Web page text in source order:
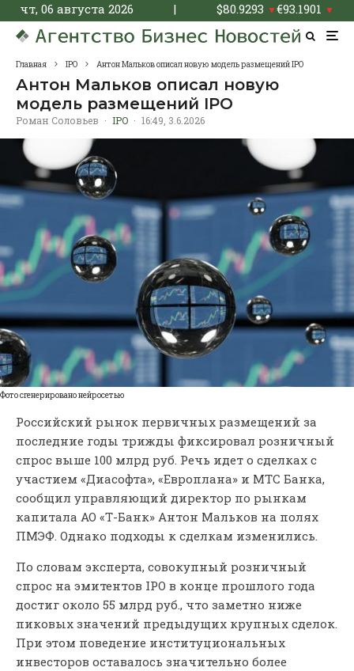
чт, 06 августа 2026 | $80.9293 ▼€93.1901 ▼
Главная IPO Антон Мальков описал новую модель размещений IPO
Антон Мальков описал новую
модель размещений IPO
Роман Соловьев · IPO · 16:49, 3.6.2026
Фото сгенерировано нейросетью
Российский рынок первичных размещений за
последние годы трижды фиксировал розничный
спрос выше 100 млрд руб. Речь идет о сделках с
участием «Диасофта», «Европлана» и МТС Банка,
сообщил управляющий директор по рынкам
капитала АО «Т-Банк» Антон Мальков на полях
ПМЭФ. Однако подходы к сделкам изменились.
По словам эксперта, совокупный розничный
спрос на эмитентов IPO в конце прошлого года
достиг около 55 млрд руб., что заметно ниже
пиковых значений предыдущих крупных сделок.
При этом поведение институциональных
инвесторов оставалось значительно более